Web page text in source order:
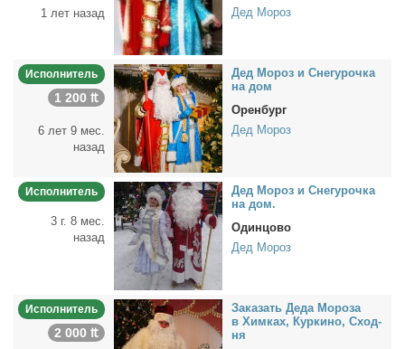
1 лет назад
Дед Мороз
Исполнитель
1 200 ₶
6 лет 9 мес.
назад
Дед Мо­роз и Сне­гу­роч­ка
на дом
Оренбург
Дед Мороз
Исполнитель
3 г. 8 мес.
назад
Дед Мо­роз и Сне­гу­роч­ка
на дом.
Одинцово
Дед Мороз
Исполнитель
2 000 ₶
За­ка­зать Де­да Мо­ро­за
в Хим­ках, Кур­ки­но, Сход­
ня